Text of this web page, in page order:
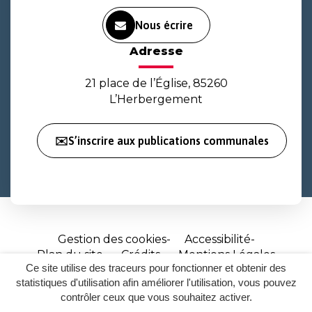
Ce site utilise des traceurs pour fonctionner et obtenir des
statistiques d'utilisation afin améliorer l'utilisation, vous pouvez
contrôler ceux que vous souhaitez activer.
Nous écrire
Adresse
21 place de l’Église, 85260
L’Herbergement
✉️S’inscrire aux publications communales
Gestion des cookies
Accessibilité
Plan du site
Crédits
Mentions Légales
Site
réalisé